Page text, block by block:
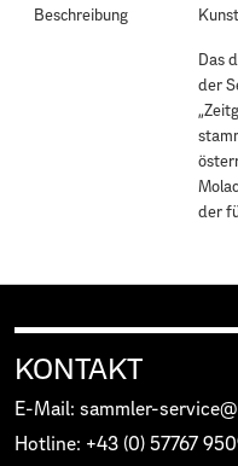
Beschreibung
Das
der
der
KONTAKT
E-Mail: sammler-
Hotline: +43 (0) 57767